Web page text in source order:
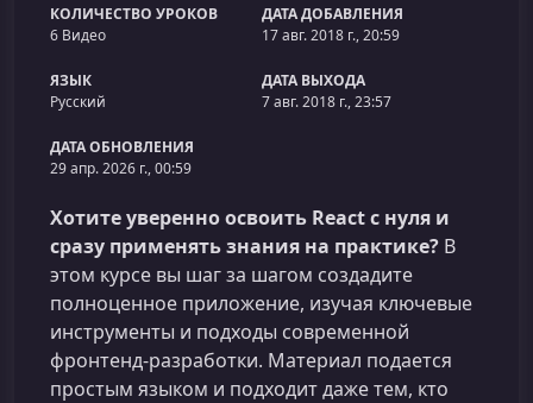
КОЛИЧЕСТВО УРОКОВ
6 Видео
ДАТА ДОБАВЛЕНИЯ
17 авг. 2018 г., 20:59
ЯЗЫК
Русский
ДАТА ВЫХОДА
7 авг. 2018 г., 23:57
ДАТА ОБНОВЛЕНИЯ
29 апр. 2026 г., 00:59
Хотите уверенно освоить React с нуля и
сразу применять знания на практике? В
этом курсе вы шаг за шагом создадите
полноценное приложение, изучая ключевые
инструменты и подходы современной
фронтенд‑разработки. Материал подается
простым языком и подходит даже тем, кто